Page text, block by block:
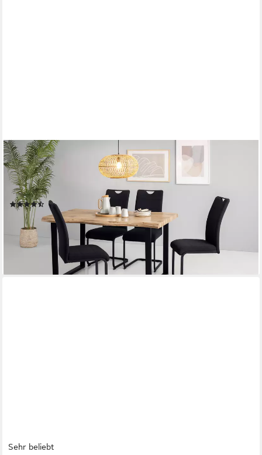
HELA
Essgruppe GISELLE Esszimmer, Essgruppe, Sitzgruppe, (Set, 5-
tlg., 5er Set, Tisch plus 4 Stühle), Esstisch U-Gestell Metall,
Tischplatte mit Baumkante, OTTOs Choice
(131)
368,99 € UVP1.014,99 €
-64%
lieferbar - in 2-3 Werktagen bei dir
Sehr beliebt